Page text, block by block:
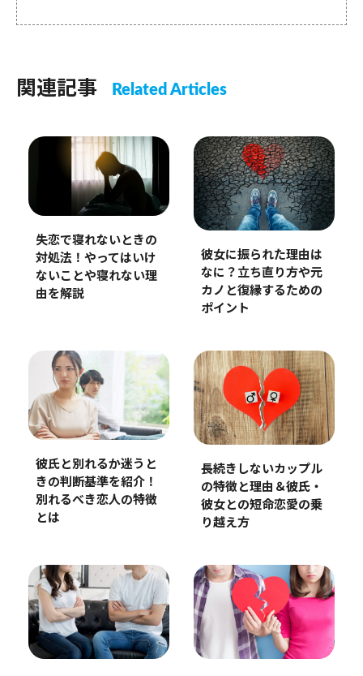
関連記事 Related Articles
失恋で寝れないときの
対処法！やってはいけ
ないことや寝れない理
由を解説
彼女に振られた理由は
なに？立ち直り方や元
カノと復縁するための
ポイント
彼氏と別れるか迷うと
きの判断基準を紹介！
別れるべき恋人の特徴
とは
長続きしないカップル
の特徴と理由＆彼氏・
彼女との短命恋愛の乗
り越え方